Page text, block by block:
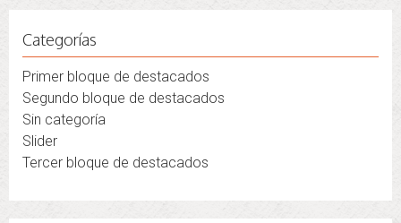
Categorías
Primer bloque de destacados
Segundo bloque de destacados
Sin categoría
Slider
Tercer bloque de destacados